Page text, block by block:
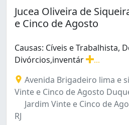
Santa Cruz da Serra (1)
Vila Centenário (1)
Vila Flávia (1)
Vila Itamarati (1)
Vila Leopoldina (1)
Vila Meriti (5)
Vila Operária (3)
Vila Santa Alice (1)
Vila Sarapuí (1)
Vila São Luís (7)
Jucea Oliveira de
e Cinco de Agosto
Causas: Cíveis e Trabalhista,
Divórcios,inventár
Avenida Brigadeiro lima e
Vinte e Cinco de Agosto
Jardim Vinte e Cinco de
RJ